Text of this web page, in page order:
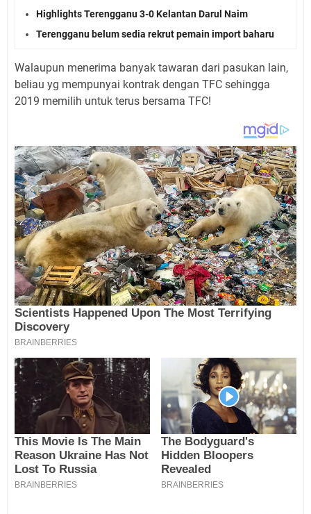
Highlights Terengganu 3-0 Kelantan Darul Naim
Terengganu belum sedia rekrut pemain import baharu
Walaupun menerima banyak tawaran dari pasukan lain,
beliau yg mempunyai kontrak dengan TFC sehingga
2019 memilih untuk terus bersama TFC!